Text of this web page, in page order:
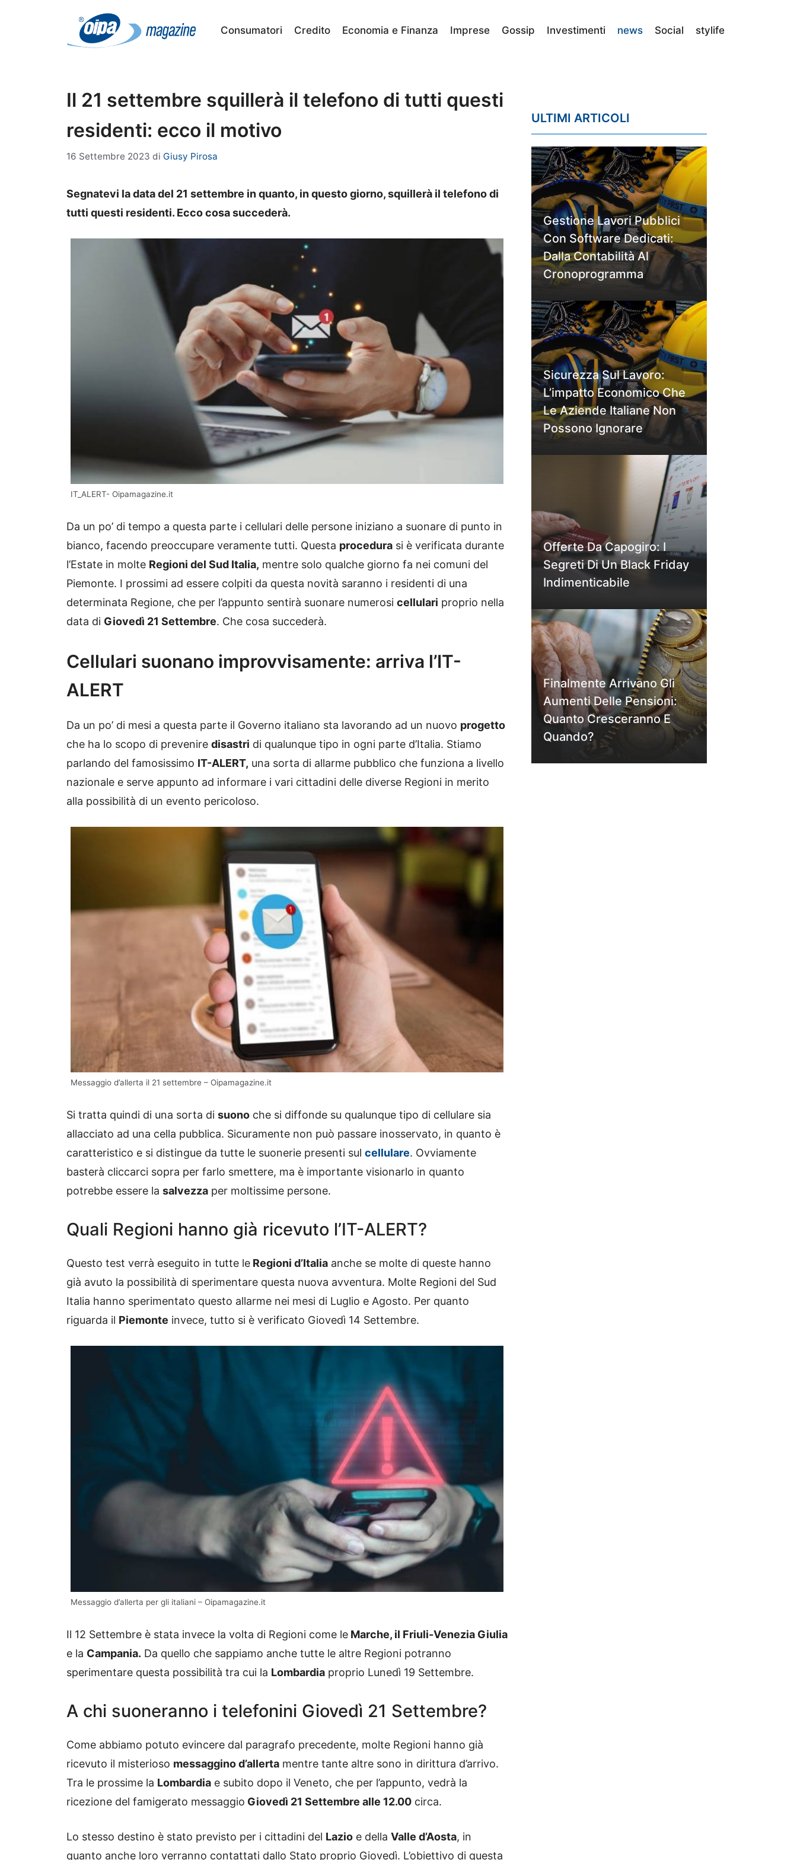
Consumatori Credito Economia e Finanza Imprese Gossip Investimenti news Social stylife
Il 21 settembre squillerà il telefono di tutti questi
residenti: ecco il motivo
16 Settembre 2023 di Giusy Pirosa
Segnatevi la data del 21 settembre in quanto, in questo giorno, squillerà il telefono di
tutti questi residenti. Ecco cosa succederà.
IT_ALERT- Oipamagazine.it
Da un po’ di tempo a questa parte i cellulari delle persone iniziano a suonare di punto in
bianco, facendo preoccupare veramente tutti. Questa procedura si è verificata durante
l’Estate in molte Regioni del Sud Italia, mentre solo qualche giorno fa nei comuni del
Piemonte. I prossimi ad essere colpiti da questa novità saranno i residenti di una
determinata Regione, che per l’appunto sentirà suonare numerosi cellulari proprio nella
data di Giovedì 21 Settembre. Che cosa succederà.
Cellulari suonano improvvisamente: arriva l’IT-
ALERT
Da un po’ di mesi a questa parte il Governo italiano sta lavorando ad un nuovo progetto
che ha lo scopo di prevenire disastri di qualunque tipo in ogni parte d’Italia. Stiamo
parlando del famosissimo IT-ALERT, una sorta di allarme pubblico che funziona a livello
nazionale e serve appunto ad informare i vari cittadini delle diverse Regioni in merito
alla possibilità di un evento pericoloso.
Messaggio d’allerta il 21 settembre – Oipamagazine.it
Si tratta quindi di una sorta di suono che si diffonde su qualunque tipo di cellulare sia
allacciato ad una cella pubblica. Sicuramente non può passare inosservato, in quanto è
caratteristico e si distingue da tutte le suonerie presenti sul cellulare. Ovviamente
basterà cliccarci sopra per farlo smettere, ma è importante visionarlo in quanto
potrebbe essere la salvezza per moltissime persone.
Quali Regioni hanno già ricevuto l’IT-ALERT?
Questo test verrà eseguito in tutte le Regioni d’Italia anche se molte di queste hanno
già avuto la possibilità di sperimentare questa nuova avventura. Molte Regioni del Sud
Italia hanno sperimentato questo allarme nei mesi di Luglio e Agosto. Per quanto
riguarda il Piemonte invece, tutto si è verificato Giovedì 14 Settembre.
Messaggio d’allerta per gli italiani – Oipamagazine.it
Il 12 Settembre è stata invece la volta di Regioni come le Marche, il Friuli-Venezia Giulia
e la Campania. Da quello che sappiamo anche tutte le altre Regioni potranno
sperimentare questa possibilità tra cui la Lombardia proprio Lunedì 19 Settembre.
A chi suoneranno i telefonini Giovedì 21 Settembre?
Come abbiamo potuto evincere dal paragrafo precedente, molte Regioni hanno già
ricevuto il misterioso messaggino d’allerta mentre tante altre sono in dirittura d’arrivo.
Tra le prossime la Lombardia e subito dopo il Veneto, che per l’appunto, vedrà la
ricezione del famigerato messaggio Giovedì 21 Settembre alle 12.00 circa.
Lo stesso destino è stato previsto per i cittadini del Lazio e della Valle d’Aosta, in
quanto anche loro verranno contattati dallo Stato proprio Giovedì. L’obiettivo di questa
ULTIMI ARTICOLI
Gestione Lavori Pubblici
Con Software Dedicati:
Dalla Contabilità Al
Cronoprogramma
Sicurezza Sul Lavoro:
L’impatto Economico Che
Le Aziende Italiane Non
Possono Ignorare
Offerte Da Capogiro: I
Segreti Di Un Black Friday
Indimenticabile
Finalmente Arrivano Gli
Aumenti Delle Pensioni:
Quanto Cresceranno E
Quando?